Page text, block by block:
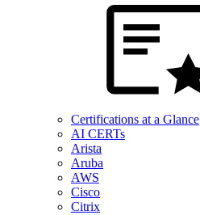
Certifications at a Glance
AI CERTs
Arista
Aruba
AWS
Cisco
Citrix